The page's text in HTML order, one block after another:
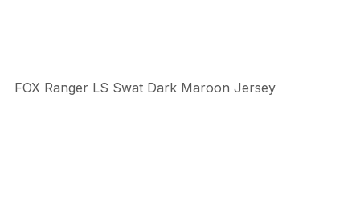
FOX Ranger LS Swat Dark Maroon Jersey